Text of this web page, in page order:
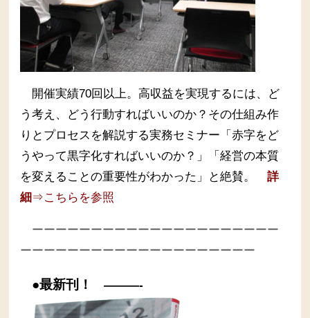
開催実績70回以上。高収益を実現するには、ど
う考え、どう行動すればいいのか？その仕組み作
りとプロセスを解説する実務セミナー 「赤字をど
うやって黒字化すればいいのか？」「経営の本質
を変えることの重要性がわかった」と絶賛。
詳
細 ⇒こちらを参照
ーーーーーーーーーーーーーーーーーーーーー
ーーーーーーーーーーーーーーーーーーーー
●最新刊！ ———-